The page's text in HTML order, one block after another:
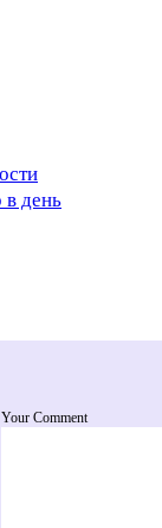
в день
Your Comment